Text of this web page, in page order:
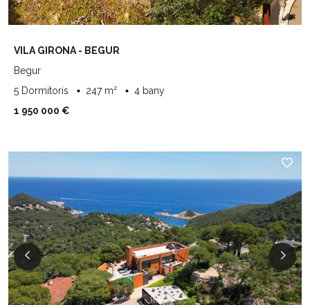
VILA GIRONA - BEGUR
Begur
5 Dormitoris
247 m²
4 bany
1 950 000 €